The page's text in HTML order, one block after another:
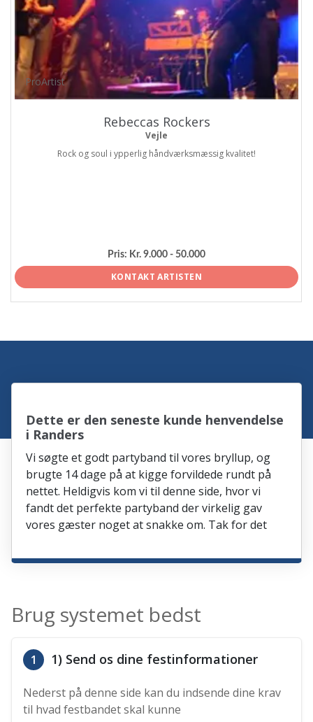
ProArtist
Rebeccas Rockers
Vejle
Rock og soul i ypperlig håndværksmæssig kvalitet!
Pris: Kr. 9.000 - 50.000
KONTAKT ARTISTEN
Dette er den seneste kunde henvendelse
i Randers
Vi søgte et godt partyband til vores bryllup, og
brugte 14 dage på at kigge forvildede rundt på
nettet. Heldigvis kom vi til denne side, hvor vi
fandt det perfekte partyband der virkelig gav
vores gæster noget at snakke om. Tak for det
Brug systemet bedst
1 1) Send os dine festinformationer
Nederst på denne side kan du indsende dine krav
til hvad festbandet skal kunne